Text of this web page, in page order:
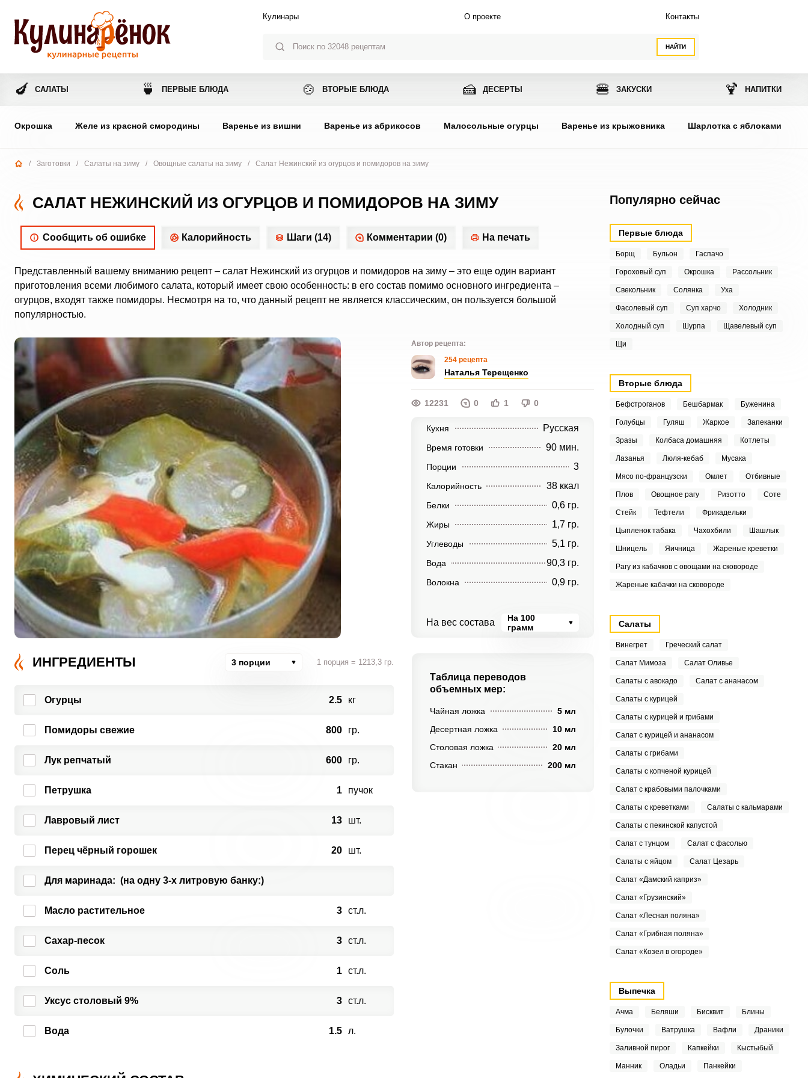
НАЙТИ
Кулинары О проекте Контакты
🍆 САЛАТЫ 🍵 ПЕРВЫЕ БЛЮДА 🍲 ВТОРЫЕ БЛЮДА 🍰 ДЕСЕРТЫ 🍔 ЗАКУСКИ 🍹 НАПИТКИ
Окрошка Желе из красной смородины Варенье из вишни Варенье из абрикосов Малосольные огурцы Варенье из крыжовника Шарлотка с яблоками
/ Заготовки / Салаты на зиму / Овощные салаты на зиму / Салат Нежинский из огурцов и помидоров на зиму
САЛАТ НЕЖИНСКИЙ ИЗ ОГУРЦОВ И ПОМИДОРОВ НА ЗИМУ
Сообщить об ошибке Калорийность Шаги (14) Комментарии (0) На печать
Представленный вашему вниманию рецепт – салат Нежинский из огурцов и помидоров на зиму – это еще один вариант
приготовления всеми любимого салата, который имеет свою особенность: в его состав помимо основного ингредиента –
огурцов, входят также помидоры. Несмотря на то, что данный рецепт не является классическим, он пользуется большой
популярностью.
Автор рецепта:
254 рецепта
Наталья Терещенко
12231 0 1 0
Кухня Русская
Время готовки 90 мин.
Порции 3
Калорийность 38 ккал
Белки 0,6 гр.
Жиры 1,7 гр.
Углеводы 5,1 гр.
Вода 90,3 гр.
Волокна 0,9 гр.
На вес состава
На 100
грамм
ИНГРЕДИЕНТЫ 3 порции 1 порция = 1213,3 гр.
Огурцы 2.5 кг
Помидоры свежие 800 гр.
Лук репчатый 600 гр.
Петрушка 1 пучок
Лавровый лист 13 шт.
Перец чёрный горошек 20 шт.
Для маринада: (на одну 3-х литровую банку:)
Масло растительное 3 ст.л.
Сахар-песок 3 ст.л.
Соль 1 ст.л.
Уксус столовый 9% 3 ст.л.
Вода 1.5 л.
Таблица переводов
объемных мер:
Чайная ложка
5 мл
Десертная ложка
10 мл
Столовая ложка
20 мл
Стакан
200 мл
Популярно сейчас
Первые блюда
Борщ Бульон Гаспачо
Гороховый суп Окрошка Рассольник
Свекольник Солянка Уха
Фасолевый суп Суп харчо Холодник
Холодный суп Шурпа Щавелевый суп
Щи
Вторые блюда
Бефстроганов Бешбармак Буженина
Голубцы Гуляш Жаркое Запеканки
Зразы Колбаса домашняя Котлеты
Лазанья Люля-кебаб Мусака
Мясо по-французски Омлет Отбивные
Плов Овощное рагу Ризотто Соте
Стейк Тефтели Фрикадельки
Цыпленок табака Чахохбили Шашлык
Шницель Яичница Жареные креветки
Рагу из кабачков с овощами на сковороде
Жареные кабачки на сковороде
Салаты
Винегрет Греческий салат
Салат Мимоза Салат Оливье
Салаты с авокадо Салат с ананасом
Салаты с курицей
Салаты с курицей и грибами
Салат с курицей и ананасом
Салаты с грибами
Салаты с копченой курицей
Салат с крабовыми палочками
Салаты с креветками Салаты с кальмарами
Салаты с пекинской капустой
Салат с тунцом Салат с фасолью
Салаты с яйцом Салат Цезарь
Салат «Дамский каприз»
Салат «Грузинский»
Салат «Лесная поляна»
Салат «Грибная поляна»
Салат «Козел в огороде»
Выпечка
Ачма Беляши Бисквит Блины
Булочки Ватрушка Вафли Драники
Заливной пирог Капкейки Кыстыбый
Манник Оладьи Панкейки